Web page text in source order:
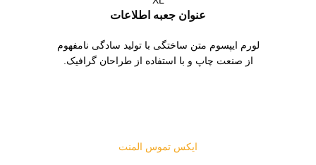
عنوان جعبه اطلاعات
لورم ایپسوم متن ساختگی با تولید سادگی نامفهوم
از صنعت چاپ و با استفاده از طراحان گرافیک.
ایکس تموس المنت